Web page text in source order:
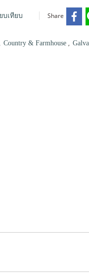
บเทียบ Share
Country & Farmhouse ,